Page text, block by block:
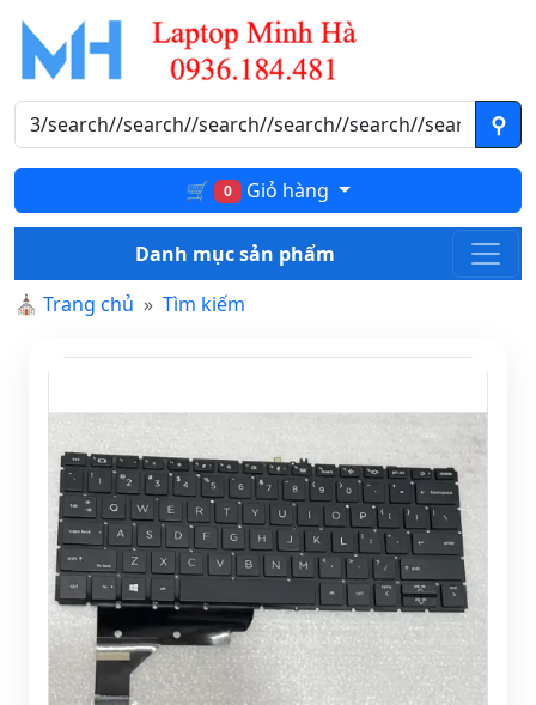
🛒 0 Giỏ hàng
Danh mục sản phẩm
⛪ Trang chủ Tìm kiếm